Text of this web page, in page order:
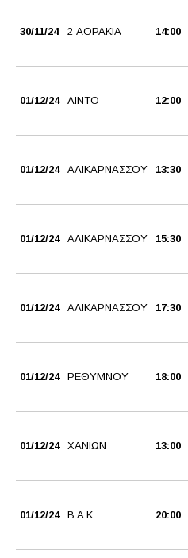
30/11/24 2 ΑΟΡΑΚΙΑ 14:00
01/12/24 ΛΙΝΤΟ 12:00
01/12/24 ΑΛΙΚΑΡΝΑΣΣΟΥ 13:30
01/12/24 ΑΛΙΚΑΡΝΑΣΣΟΥ 15:30
01/12/24 ΑΛΙΚΑΡΝΑΣΣΟΥ 17:30
01/12/24 ΡΕΘΥΜΝΟΥ 18:00
01/12/24 ΧΑΝΙΩΝ 13:00
01/12/24 Β.Α.Κ. 20:00